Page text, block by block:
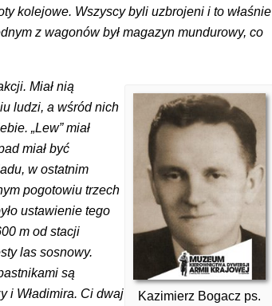
kolejowe. Wszyscy byli uzbrojeni i to właśnie
z wagonów był magazyn mundurowy, co
Kazimierz Bogacz ps.
Miał nią
ludzi, a wśród nich
„Lew” miał
miał być
w ostatnim
pogotowiu trzech
ustawienie tego
m od stacji
las sosnowy.
są
i Władimira. Ci dwaj